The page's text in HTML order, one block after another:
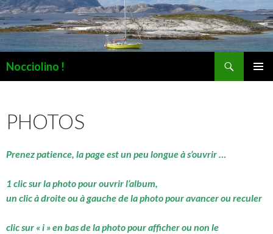
Nocciolino !
PHOTOS
Prenez patience, la page est un peu longue à s’ouvrir …
1 clic sur la photo pour ouvrir l’album,
un clic à droite ou à gauche de la photo pour avancer ou reculer
clic sur « i » en bas de la photo pour afficher ou non le